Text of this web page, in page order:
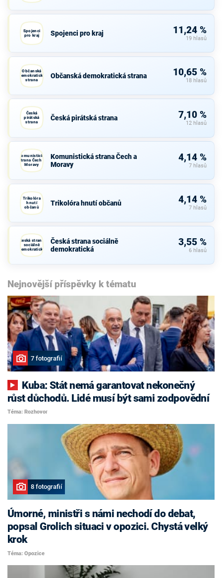
Spojenci
pro kraj
Spojenci pro kraj 11,24 %
19 hlasů
Občanská
demokratická
strana
Občanská demokratická strana 10,65 %
18 hlasů
Česká
pirátská
strana
Česká pirátská strana 7,10 %
12 hlasů
Komunistická
strana Čech a
Moravy
Komunistická strana Čech a
Moravy
4,14 %
7 hlasů
Trikolóra
hnutí
občanů
Trikolóra hnutí občanů 4,14 %
7 hlasů
Česká strana
sociálně
demokratická
Česká strana sociálně
demokratická
3,55 %
6 hlasů
Nejnovější příspěvky k tématu
7 fotografií
růst důchodů. Lidé musí být sami zodpovědní
Téma: Rozhovor
8 fotografií
Úmorné, ministři s námi nechodí do debat,
popsal Grolich situaci v opozici. Chystá velký
krok
Téma: Opozice